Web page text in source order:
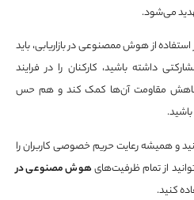
هوش ممصنوعی در بازاریابی، باید
باشید، کارکنان را در فرایند
آن‌ها کمک کند و هم حس
رعایت حریم خصوصی کاربران را
تمام ظرفیت‌هایهوش مصنوعی در